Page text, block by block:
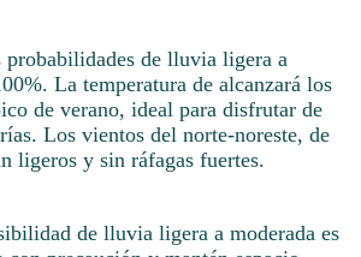
de lluvia ligera a
La temperatura de alcanzará los
de verano, ideal para disfrutar de
Los vientos del norte-noreste, de
ligeros y sin ráfagas fuertes.
de lluvia ligera a moderada es